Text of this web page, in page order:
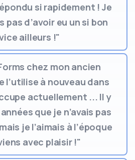
si rapidement ! Je
pas d’avoir eu un si bon
ailleurs !"
chez mon ancien
l’utilise à nouveau dans
actuellement ... Il y
que je n’avais pas
je l’aimais à l’époque
avec plaisir !"